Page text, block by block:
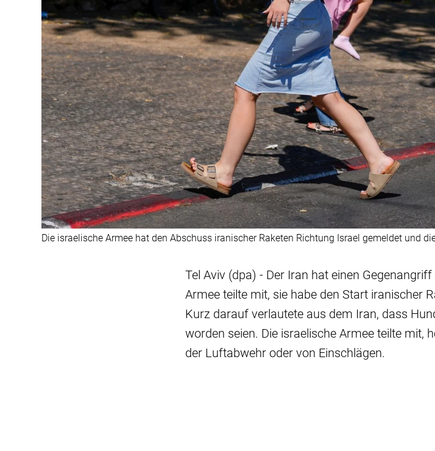
Die israelische Armee hat den Abschuss iranischer Raketen Richtung Israel gemeldet und
Tel Aviv (dpa) - Der Iran hat einen
Armee teilte mit, sie habe den Start iranischer
Kurz darauf verlautete aus dem Iran, dass
worden seien. Die israelische Armee teilte mit,
der Luftabwehr oder von Einschlägen.